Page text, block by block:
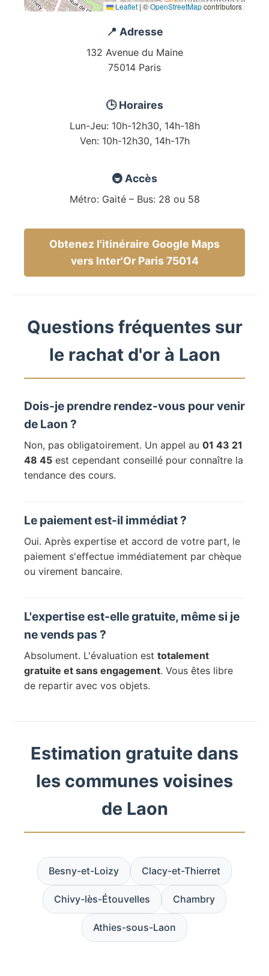
Leaflet | ©OpenStreetMapcontributors
📍 Adresse
132 Avenue du Maine
75014 Paris
🕒 Horaires
Lun-Jeu: 10h-12h30, 14h-18h
Ven: 10h-12h30, 14h-17h
🚇 Accès
Métro: Gaité – Bus: 28 ou 58
Obtenez l'itinéraire Google Maps
vers Inter'Or Paris 75014
Questions fréquentes sur
le rachat d'or à Laon
Dois-je prendre rendez-vous pour venir
de Laon ?
Non, pas obligatoirement. Un appel au 01 43 21
48 45 est cependant conseillé pour connaître la
tendance des cours.
Le paiement est-il immédiat ?
Oui. Après expertise et accord de votre part, le
paiement s'effectue immédiatement par chèque
ou virement bancaire.
L'expertise est-elle gratuite, même si je
ne vends pas ?
Absolument. L'évaluation est totalement
gratuite et sans engagement. Vous êtes libre
de repartir avec vos objets.
Estimation gratuite dans
les communes voisines
de Laon
Besny-et-Loizy Clacy-et-Thierret
Chivy-lès-Étouvelles Chambry
Athies-sous-Laon